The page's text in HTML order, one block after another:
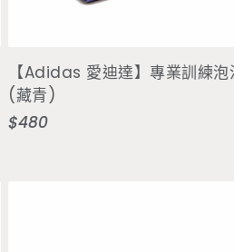
售完
【Adidas 愛迪達】專業訓練
(藏青)
定
$480